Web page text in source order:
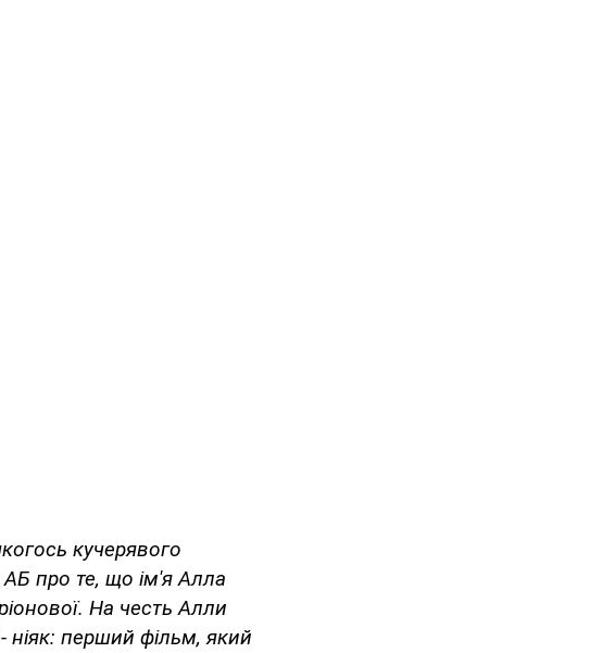
кучерявого
АБ про те, що ім'я Алла
На честь Алли
ніяк: перший фільм, який